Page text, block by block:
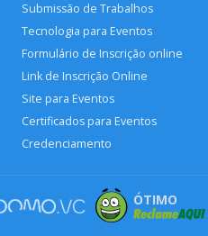
Submissão de Trabalhos
Tecnologia para Eventos
Formulário de Inscrição online
Link de Inscrição Online
Site para Eventos
Certificados para Eventos
Credenciamento
ÓTIMO